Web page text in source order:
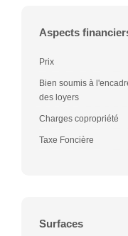
Aspects
Prix
Bien soumis à
des loyers
Charges copropriété
Taxe Foncière
Surfaces